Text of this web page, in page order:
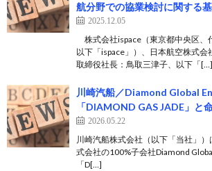
航分野での協業検討に関する
2025.12.05
株式会社ispace（東京都中央区、
以下「ispace」）、日本航空株式会
取締役社長：鳥取三津子、以下「[…]
川崎汽船／Diamond Global
「DIAMOND GAS JADE」と
2026.05.22
川崎汽船株式会社（以下「当社」
式会社の100%子会社Diamond
「D[…]